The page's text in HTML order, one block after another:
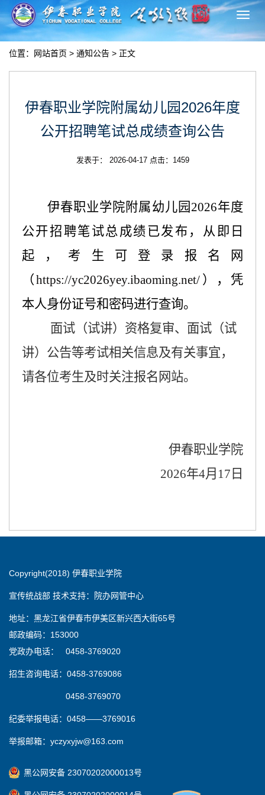
切
换
位置： 网站首页 > 通知公告 > 正文
伊春职业学院附属幼儿园2026年度
公开招聘笔试总成绩查询公告
发表于： 2026-04-17 点击： 1459
伊春职业学院 附属幼儿园 2026年度
公开招聘笔试总成绩已发布，从即日
起，考生可登录报名网
（https://yc2026yey.ibaoming.net/ ），凭
本人身份证号和密码进行查询。
面试（试讲）资格复审、面试（试
讲）公告等考试相关信息及有关事宜，
请各位考生及时关注报名网站。
伊春职业学院
2026年4月 17 日
Copyright(2018) 伊春职业学院
宣传统战部 技术支持：院办网管中心
地址：黑龙江省伊春市伊美区新兴西大街65号
邮政编码：153000
党政办电话： 0458-3769020
招生咨询电话：0458-3769086
0458-3769070
纪委举报电话：0458——3769016
举报邮箱：yczyxyjw@163.com
黑公网安备 23070202000013号